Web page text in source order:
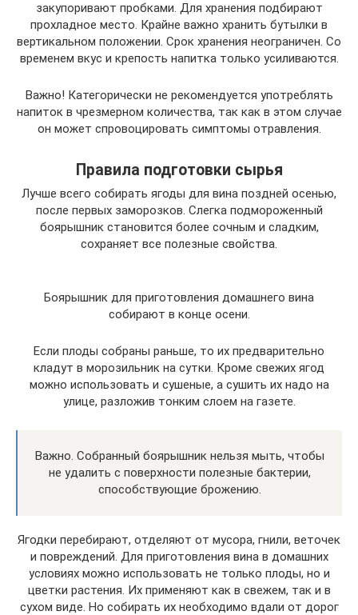
закупоривают пробками. Для хранения подбирают
прохладное место. Крайне важно хранить бутылки в
вертикальном положении. Срок хранения неограничен. Со
временем вкус и крепость напитка только усиливаются.
Важно! Категорически не рекомендуется употреблять
напиток в чрезмерном количества, так как в этом случае
он может спровоцировать симптомы отравления.
Правила подготовки сырья
Лучше всего собирать ягоды для вина поздней осенью,
после первых заморозков. Слегка подмороженный
боярышник становится более сочным и сладким,
сохраняет все полезные свойства.
Боярышник для приготовления домашнего вина
собирают в конце осени.
Если плоды собраны раньше, то их предварительно
кладут в морозильник на сутки. Кроме свежих ягод
можно использовать и сушеные, а сушить их надо на
улице, разложив тонким слоем на газете.
Важно. Собранный боярышник нельзя мыть, чтобы
не удалить с поверхности полезные бактерии,
способствующие брожению.
Ягодки перебирают, отделяют от мусора, гнили, веточек
и повреждений. Для приготовления вина в домашних
условиях можно использовать не только плоды, но и
цветки растения. Их применяют как в свежем, так и в
сухом виде. Но собирать их необходимо вдали от дорог